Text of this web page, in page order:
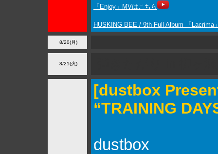
「Enjoy」MVはこちら
HUSKING BEE / 9th Full Album 「Lacrima
8/20(月)
8/21(火)
[dustbox
“TRAINING
dustbox